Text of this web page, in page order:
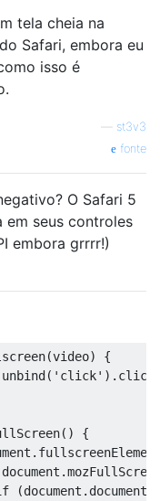
tela cheia na
Safari, embora eu
isso é
st3v3
fonte
O Safari 5
em seus controles
embora grrrr!)
(video)
{
unbind( 'click' ). click
()
{
.
document .
(document .